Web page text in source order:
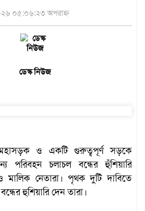
০৫:০৬:২৩ অপরাহ্ন
ডেস্ক নিউজ
ও একটি গুরুত্বপূর্ণ সড়কে
পরিবহন চলাচল বন্ধের হুঁশিয়ারি
মালিক নেতারা। পৃথক দুটি দাবিতে
হুশিয়ারি দেন তারা।